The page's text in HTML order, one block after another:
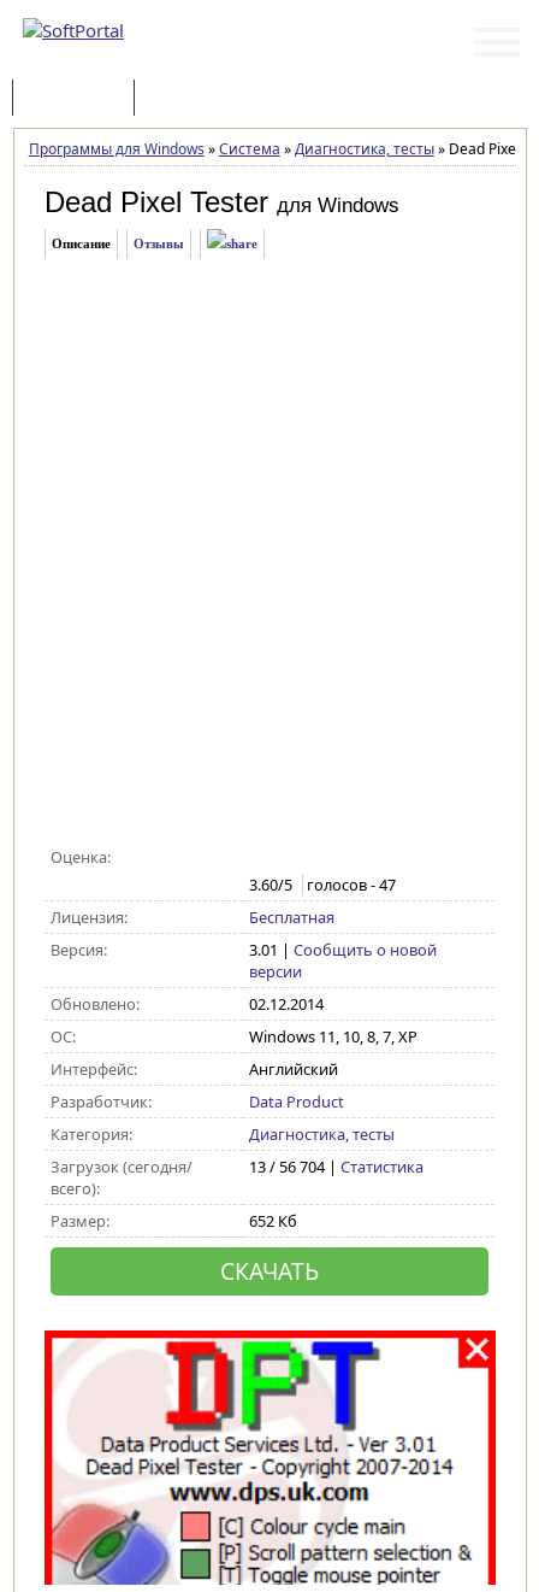
Программы для Windows »Система »Диагностика, тесты»Dead Pixel
Dead Pixel Tester для Windows
Описание Отзывы
Оценка:
3.60/5 голосов -47
Лицензия:
Бесплатная
Версия:
3.01 | Сообщить о новой
версии
Обновлено:
02.12.2014
ОС:
Windows 11, 10, 8, 7, XP
Интерфейс:
Английский
Разработчик:
Data Product
Категория:
Диагностика, тесты
Загрузок (сегодня/
всего):
13 / 56 704 | Статистика
Размер: 652 Кб
СКАЧАТЬ